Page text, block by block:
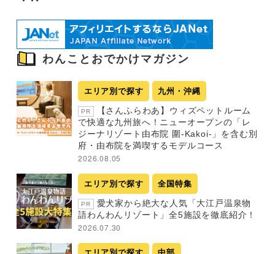
わんことおでかけマガジン
エリア別で探す 九州・沖縄
PR
【さんふらわあ】ウィズペットルーム
で快適な九州旅へ！ニューオープンの「レ
ジーナリゾート由布院 圍-Kakoi-」を含む別
府・由布院を満喫するモデルコース
2026.08.05
エリア別で探す 全国特集
PR
愛犬家から絶大な人気「大江戸温泉物
語わんわんリゾート」全5施設を徹底紹介！
2026.07.30